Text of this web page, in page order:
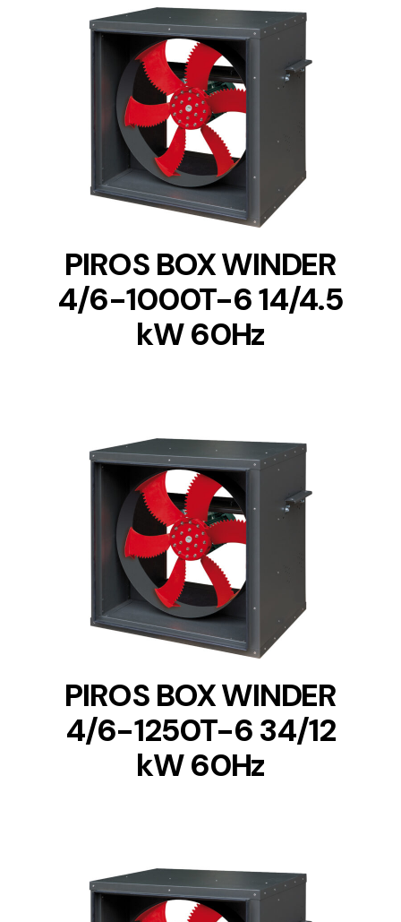
DETAILS
PIROS BOX WINDER
4/6-1000T-6 14/4.5
kW 60Hz
DETAILS
PIROS BOX WINDER
4/6-1250T-6 34/12
kW 60Hz